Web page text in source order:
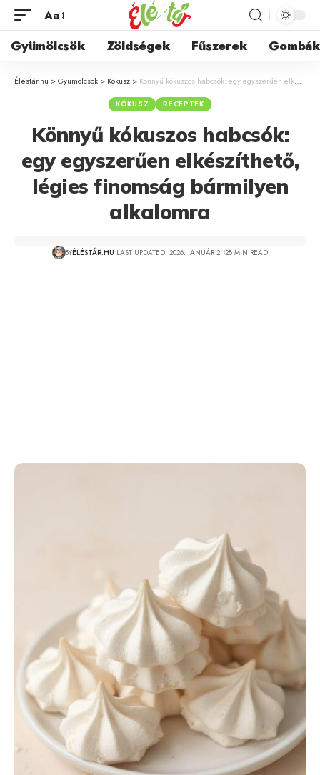
Aa
Gyümölcsök Zöldségek Fűszerek Gombák
Éléstár.hu >Gyümölcsök > Kókusz > Könnyű kókuszos habcsók: egy egyszerűen elkészíthető, légies finomság bármilyen alkalomra
KÓKUSZ RECEPTEK
Könnyű kókuszos habcsók:
egy egyszerűen elkészíthető,
légies finomság bármilyen
alkalomra
BYÉLÉSTÁR.HU LAST UPDATED: 2026. JANUÁR 2. 28 MIN READ